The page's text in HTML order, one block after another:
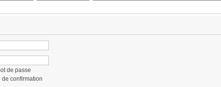
de passe
de confirmation